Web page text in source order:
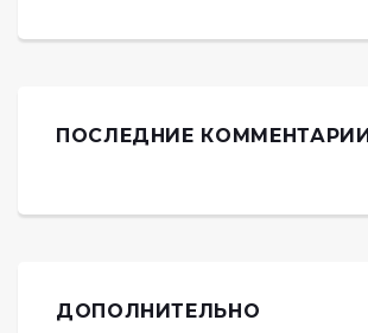
ПОСЛЕДНИЕ КОММЕНТАРИИ
ДОПОЛНИТЕЛЬНО